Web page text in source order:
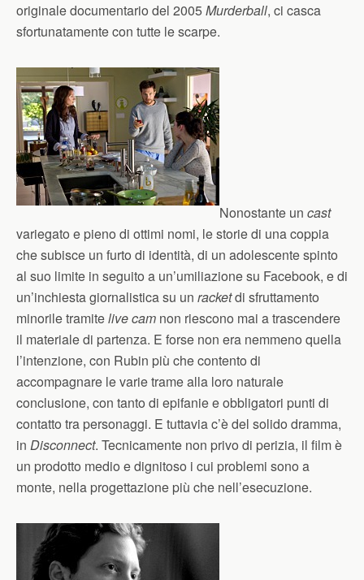
originale documentario del 2005Murderball, ci casca
sfortunatamente con tutte le scarpe.
Nonostante un cast
variegato e pieno di ottimi nomi, le storie di una coppia
che subisce un furto di identità, di un adolescente spinto
al suo limite in seguito a un’umiliazione su Facebook, e di
un’inchiesta giornalistica su un racketdi sfruttamento
minorile tramitelive cam non riescono mai a trascendere
il materiale di partenza. E forse non era nemmeno quella
l’intenzione, con Rubin più che contento di
accompagnare le varie trame alla loro naturale
conclusione, con tanto di epifanie e obbligatori punti di
contatto tra personaggi. E tuttavia c’è del solido dramma,
in Disconnect. Tecnicamente non privo di perizia, il film è
un prodotto medio e dignitoso i cui problemi sono a
monte, nella progettazione più che nell’esecuzione.